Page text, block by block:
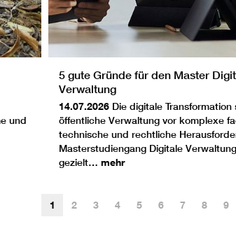
und
5 gute Gründe für den Master
Verwaltung
14.07.2026 Die digitale
öffentliche Verwaltung vor komplexe
technische und rechtliche
Masterstudiengang Digitale
gezielt…mehr
1 2 3 4 5 6 7 8 9